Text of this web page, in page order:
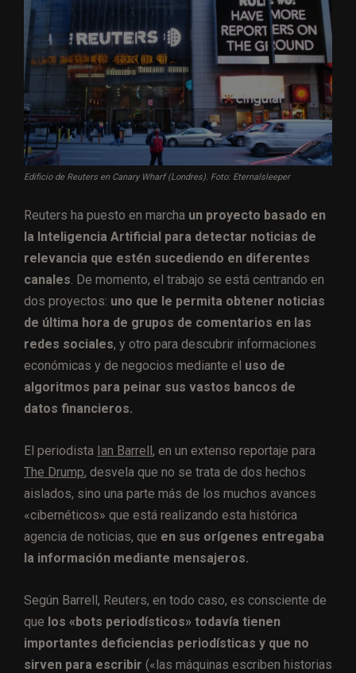
Edificio de Reuters en Canary Wharf (Londres). Foto: Eternalsleeper
Reuters ha puesto en marcha un proyecto basado en
la Inteligencia Artificial para detectar noticias de
relevancia que estén sucediendo en diferentes
canales . De momento, el trabajo se está centrando en
dos proyectos: uno que le permita obtener noticias
de última hora de grupos de comentarios en las
redes sociales, y otro para descubrir informaciones
económicas y de negocios mediante el uso de
algoritmos para peinar sus vastos bancos de
datos financieros.
El periodista Ian Barrell, en un extenso reportaje para
The Drump, desvela que no se trata de dos hechos
aislados, sino una parte más de los muchos avances
«cibernéticos» que está realizando esta histórica
agencia de noticias, que en sus orígenes entregaba
la información mediante mensajeros.
Según Barrell, Reuters, en todo caso, es consciente de
que los «bots periodísticos» todavía tienen
importantes deficiencias periodísticas y que no
sirven para escribir («las máquinas escriben historias